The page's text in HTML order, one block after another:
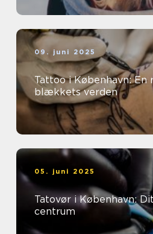
09. juni 2025
Tattoo i København: En
blækkets verden
05. juni 2025
Tatovør i København:
centrum